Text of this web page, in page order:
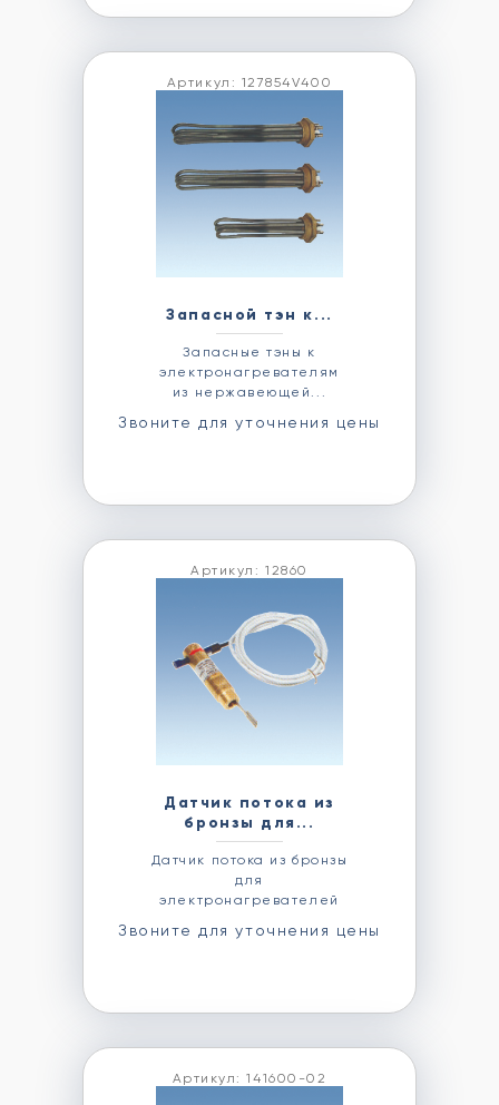
Артикул: 127854V400
Запасной тэн к...
Запасные тэны к
электронагревателям
из нержавеющей...
Звоните для уточнения цены
Артикул: 12860
Датчик потока из
бронзы для...
Датчик потока из бронзы
для
электронагревателей
Звоните для уточнения цены
Артикул: 141600-02